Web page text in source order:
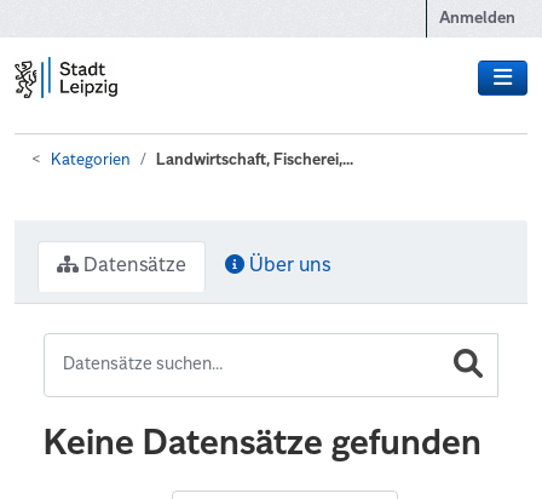
Anmelden
Kategorien Landwirtschaft, Fischerei,...
Datensätze Über uns
Keine Datensätze gefunden